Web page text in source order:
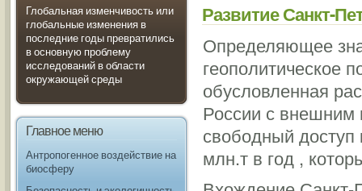
Глобальная изменчивость или
глобальные изменения в
последние годы превратились
в основную проблему
исследований в области
окружающей среды
Главное меню
Антропогенное воздействие на
биосферу
Развитие Санкт-
Определяющее
геополитическое
обусловленная
России с
свободный
млн.т в год ,